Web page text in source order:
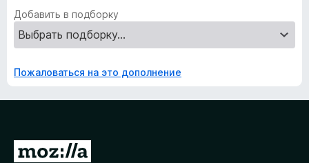
Добавить в подборку
Пожаловаться на это дополнение
П